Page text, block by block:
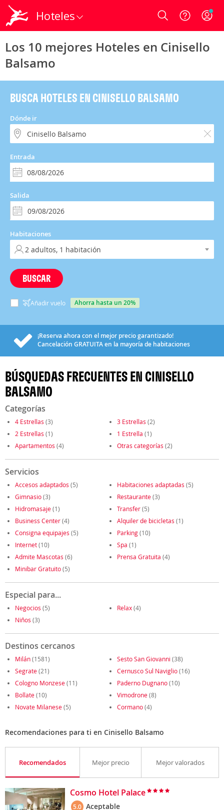
Hoteles Login
Los 10 mejores Hoteles en Cinisello
Balsamo
BUSCA HOTELES EN CINISELLO BALSAMO
Dónde ir
Entrada
Salida
Habitaciones
BUSCAR
Añadir vuelo ahorra hasta un 20%
¡Reserva ahora con el mejor precio garantizado!
Cancelación GRATUITAen la mayoría de habitaciones
BÚSQUEDAS FRECUENTES EN CINISELLO
BALSAMO
Categorías
4 Estrellas (3) 3 Estrellas (2)
2 Estrellas (1) 1 Estrella (1)
Apartamentos (4) Otras categorías (2)
Servicios
Accesos adaptados (5) Habitaciones adaptadas (5)
Gimnasio(3) Restaurante(3)
Hidromasaje(1) Transfer(5)
Business Center(4) Alquiler de bicicletas (1)
Consigna equipajes (5) Parking(10)
Internet(10) Spa (1)
Admite Mascotas (6) Prensa Gratuita (4)
Minibar Gratuito(5)
Especial para...
Negocios (5) Relax(4)
Niños (3)
Destinos cercanos
Milán(1581) Sesto San Giovanni (38)
Segrate(21) Cernusco Sul Naviglio(16)
Cologno Monzese(11) Paderno Dugnano(10)
Bollate(10) Vimodrone(8)
Novate Milanese(5) Cormano(4)
Recomendaciones para ti en Cinisello Balsamo
Recomendados Mejor precio Mejor valorados
Cosmo Hotel Palace
5.0 Aceptable